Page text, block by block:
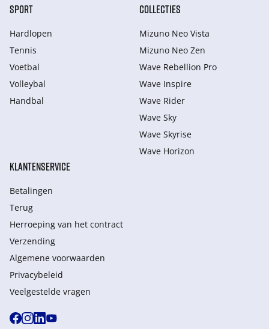
SPORT
Hardlopen
Tennis
Voetbal
Volleybal
Handbal
COLLECTIES
Mizuno Neo Vista
Mizuno Neo Zen
Wave Rebellion Pro
Wave Inspire
Wave Rider
Wave Sky
Wave Skyrise
Wave Horizon
KLANTENSERVICE
Betalingen
Terug
Herroeping van het contract
Verzending
Algemene voorwaarden
Privacybeleid
Veelgestelde vragen